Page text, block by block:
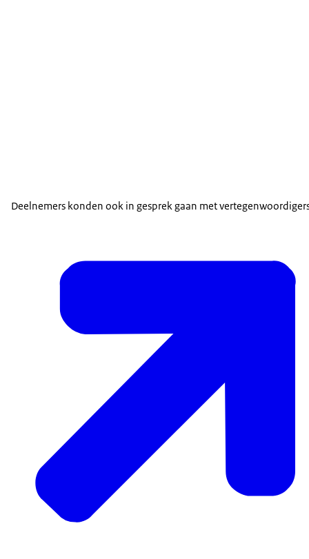
Deelnemers konden ook in gesprek gaan met